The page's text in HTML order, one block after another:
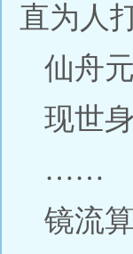
直为人
仙舟
现世
……
镜流